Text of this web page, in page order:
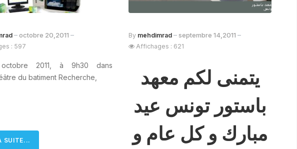
octobre 20,2011
: 597
2011, à 9h30 dans
du batiment Recherche,
SUITE...
By mehdimrad septembre 14,2011
Affichages : 621
يتمنى لكم معهد
باستور تونس عيد
مبارك و كل عام و